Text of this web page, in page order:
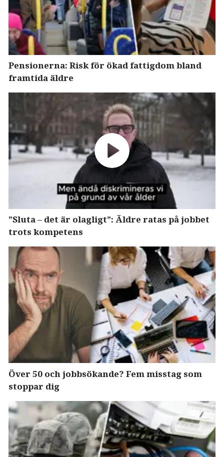
Pensionerna: Risk för ökad fattigdom bland
framtida äldre
”Sluta – det är olagligt”: Äldre ratas på jobbet
trots kompetens
Över 50 och jobbsökande? Fem misstag som
stoppar dig